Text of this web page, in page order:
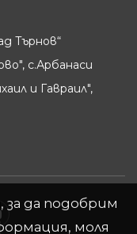
Търнов“
с.Арбанаси
и Гавраил",
за да подобрим
моля